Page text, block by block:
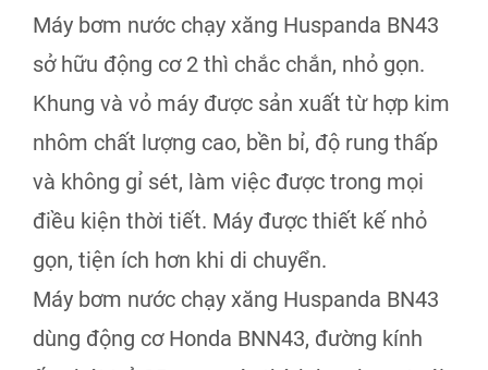
Máy bơm nước chạy xăng Huspanda BN43
sở hữu động cơ 2 thì chắc chắn, nhỏ gọn.
Khung và vỏ máy được sản xuất từ hợp kim
nhôm chất lượng cao, bền bỉ, độ rung thấp
và không gỉ sét, làm việc được trong mọi
điều kiện thời tiết. Máy được thiết kế nhỏ
gọn, tiện ích hơn khi di chuyển.
Máy bơm nước chạy xăng Huspanda BN43
dùng động cơ Honda BNN43, đường kính